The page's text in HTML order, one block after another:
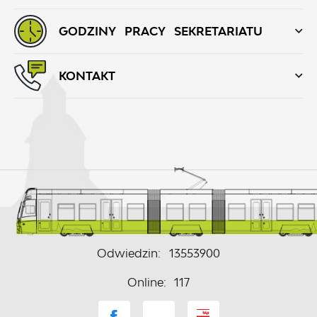
GODZINY PRACY SEKRETARIATU
KONTAKT
Odwiedzin: 13553900
Online: 117